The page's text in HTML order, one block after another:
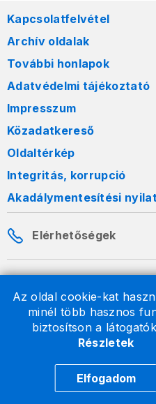
Az oldal cookie-kat
minél több hasznos
biztosítson a
Részletek
Elfogadom
Kapcsolatfelvétel
Archív oldalak
További honlapok
Adatvédelmi tájékoztató
Impresszum
Közadatkereső
Oldaltérkép
Integritás, korrupció
Akadálymentesítési
Elérhetőségek
A honlapon szereplő
formában szabadon
2026 © A Nemzeti Adó- és
jogvédelem alatt állnak.